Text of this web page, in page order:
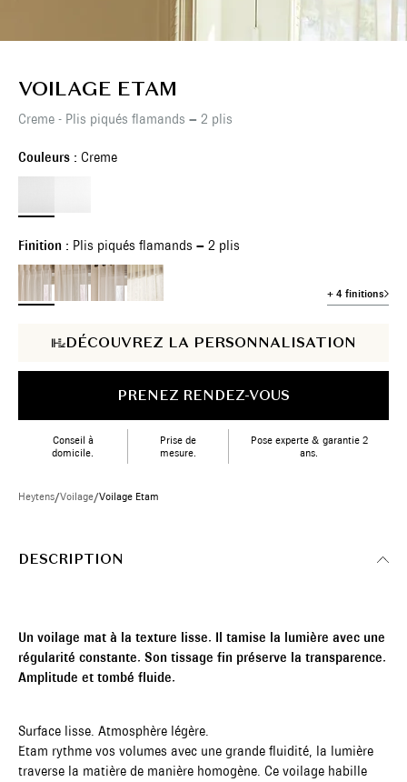
VOILAGE ETAM
Creme - Plis piqués flamands – 2 plis
Couleurs : Creme
Finition : Plis piqués flamands – 2 plis
+ 4 finitions
DÉCOUVREZ LA PERSONNALISATION
PRENEZ RENDEZ-VOUS
Conseil à
domicile.
Prise de
mesure.
Pose experte & garantie 2
ans.
Heytens/Voilage/Voilage Etam
DESCRIPTION
Un voilage mat à la texture lisse. Il tamise la lumière avec une
régularité constante. Son tissage fin préserve la transparence.
Amplitude et tombé fluide.
Surface lisse. Atmosphère légère.
Etam rythme vos volumes avec une grande fluidité, la lumière
traverse la matière de manière homogène. Ce voilage habille